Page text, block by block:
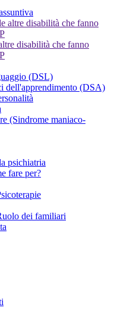
disabilità che fanno
(DSL)
dell'apprendimento (DSA)
(Sindrome maniaco-
psichiatria
fare per?
dei familiari